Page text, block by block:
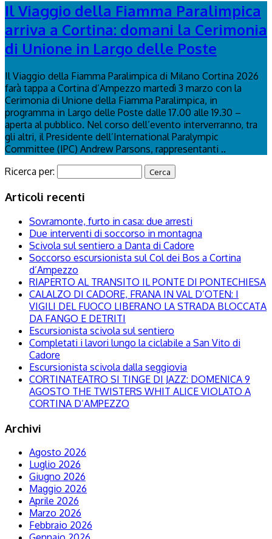
Il Viaggio della Fiamma Paralimpica
arriva a Cortina: domani la Cerimonia
di Unione in Largo delle Poste
Il Viaggio della Fiamma Paralimpica di Milano Cortina 2026
farà tappa a Cortina d’Ampezzo martedì 3 marzo con la
Cerimonia di Unione della Fiamma Paralimpica, in
programma in Largo delle Poste dalle 17.00 alle 19.30 –
aperta al pubblico. Nel corso dell’evento interverranno, tra
gli altri, il Presidente dell’International Paralympic
Committee (IPC) Andrew Parsons, rappresentanti ..
Ricerca per:
Articoli recenti
Sovramonte, furto in casa: due arresti
Due interventi di soccorso in montagna
Scivola sul sentiero a Danta di Cadore
Soccorso escursionista sul Col dei Bos a Cortina
d’Ampezzo
RIAPERTO AL TRANSITO IL PONTE DI PONTECHIESA
CALALZO DI CADORE, FRANA IN VAL D’OTEN: I
VIGILI DEL FUOCO LIBERANO LA STRADA BLOCCATA
DA FANGO E DETRITI
Escursionista scivola sul sentiero
Completati i lavori lungo la ciclabile a San Vito di
Cadore
Escursionista scivola dalla seggiovia
CORTINATEATRO SI TINGE DI JAZZ: DOMENICA 9
AGOSTO THE TWISTERS WHIT ALICE VIOLATO A
CORTINA D’AMPEZZO
Archivi
Agosto 2026
Luglio 2026
Giugno 2026
Maggio 2026
Aprile 2026
Marzo 2026
Febbraio 2026